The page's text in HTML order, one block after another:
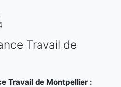
Travail de
Travail de Montpellier :